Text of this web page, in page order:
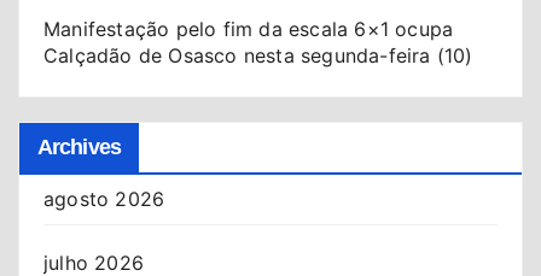
Manifestação pelo fim da escala 6×1 ocupa
Calçadão de Osasco nesta segunda-feira (10)
Archives
agosto 2026
julho 2026